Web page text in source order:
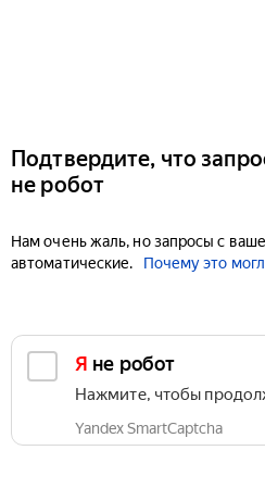
Подтвердите, что
не робот
Нам очень жаль, но запросы с
автоматические.
Почему это
Я не робот
Нажмите, чтобы
Yandex SmartCaptcha